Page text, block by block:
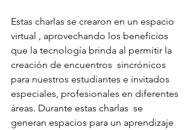
Estas charlas se crearon en un espacio
virtual , aprovechando los beneficios
que la tecnología brinda al permitir la
creación de encuentros  sincrónicos
para nuestros estudiantes e invitados
especiales, profesionales en diferentes
áreas. Durante estas charlas  se
generan espacios para un aprendizaje